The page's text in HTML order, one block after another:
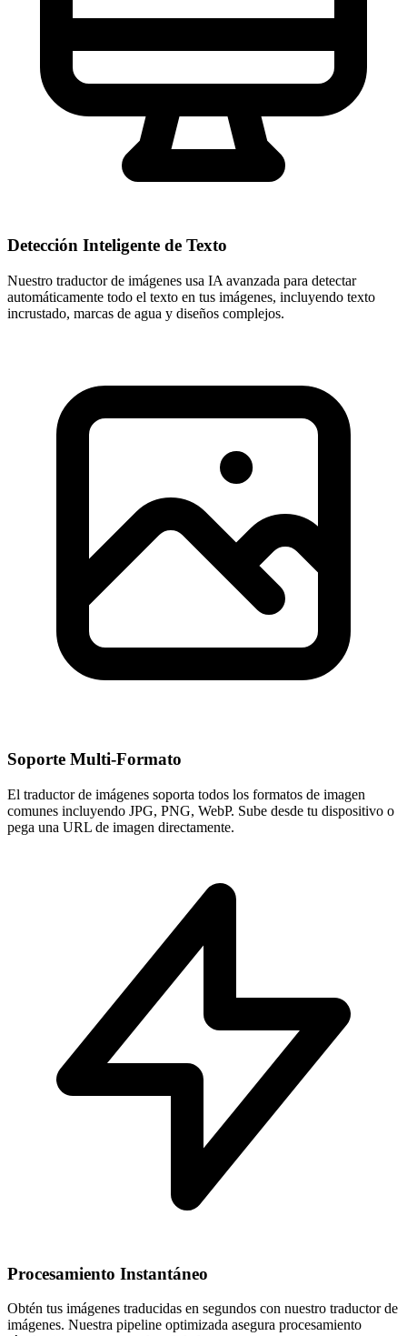
Detección Inteligente de Texto
Nuestro traductor de imágenes usa IA avanzada para detectar
automáticamente todo el texto en tus imágenes, incluyendo texto
incrustado, marcas de agua y diseños complejos.
Soporte Multi-Formato
El traductor de imágenes soporta todos los formatos de imagen
comunes incluyendo JPG, PNG, WebP. Sube desde tu dispositivo o
pega una URL de imagen directamente.
Procesamiento Instantáneo
Obtén tus imágenes traducidas en segundos con nuestro traductor de
imágenes. Nuestra pipeline optimizada asegura procesamiento